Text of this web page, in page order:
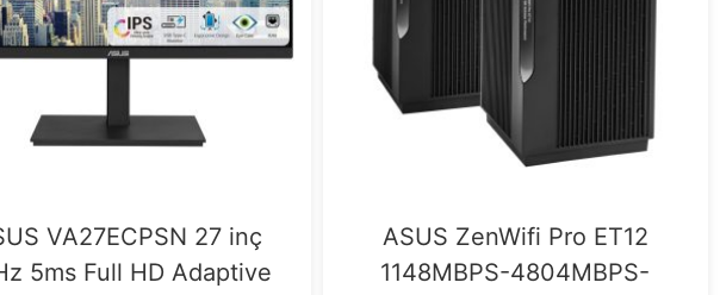
VA27ECPSN 27 inç
5ms Full HD Adaptive
ASUS ZenWifi Pro ET12
1148MBPS-4804MBPS-